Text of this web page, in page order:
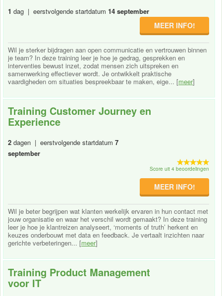
1 dag | eerstvolgende startdatum 14 september
MEER INFO!
Wil je sterker bijdragen aan open communicatie en vertrouwen binnen
je team? In deze training leer je hoe je gedrag, gesprekken en
interventies bewust inzet, zodat mensen zich uitspreken en
samenwerking effectiever wordt. Je ontwikkelt praktische
vaardigheden om situaties bespreekbaar te maken, eige... [meer]
Training Customer Journey en
Experience
2 dagen | eerstvolgende startdatum 7
september
Score uit 4 beoordelingen
MEER INFO!
Wil je beter begrijpen wat klanten werkelijk ervaren in hun contact met
jouw organisatie en waar het verschil wordt gemaakt? In deze training
leer je hoe je klantreizen analyseert, ‘moments of truth’ herkent en
keuzes onderbouwt met data en feedback. Je vertaalt inzichten naar
gerichte verbeteringen... [meer]
Training Product Management
voor IT